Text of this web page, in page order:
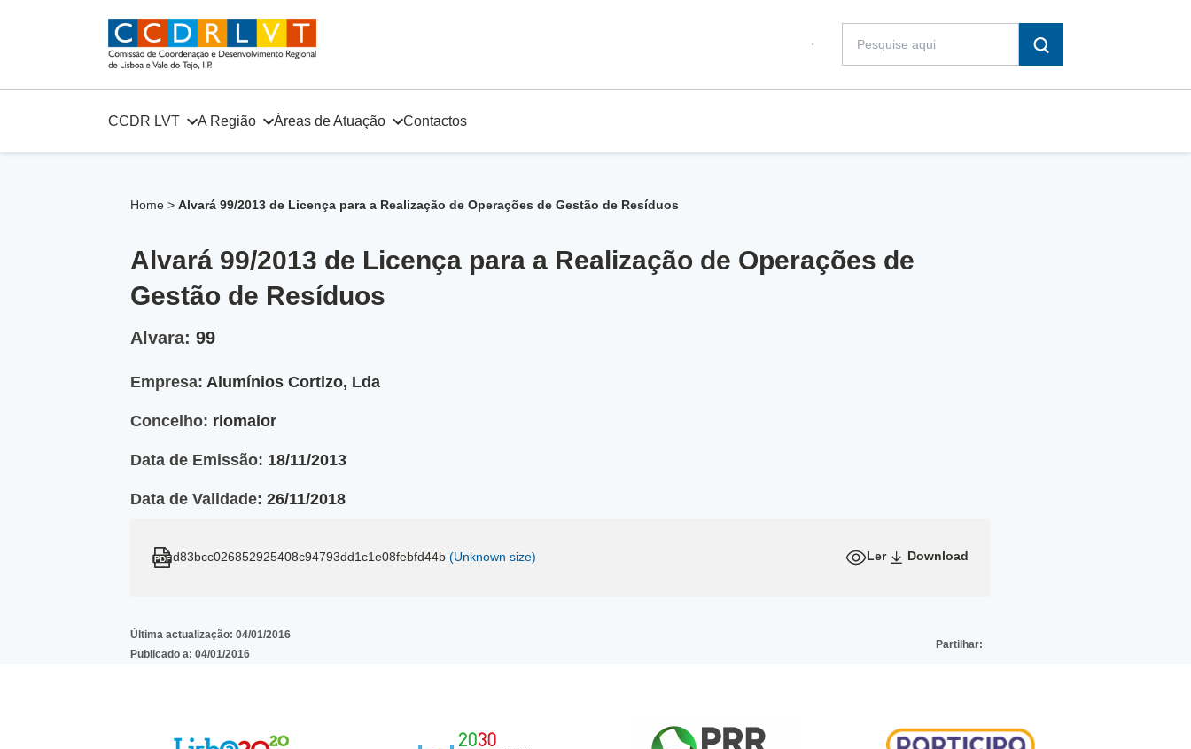
CCDR LVT A Região Áreas de Atuação Contactos
Home > Alvará 99/2013 de Licença para a Realização de Operações de Gestão de Resíduos
Alvará 99/2013 de Licença para a Realização de Operações de
Gestão de Resíduos
Alvara: 99
Empresa: Alumínios Cortizo, Lda
Concelho: riomaior
Data de Emissão: 18/11/2013
Data de Validade: 26/11/2018
d83bcc026852925408c94793dd1c1e08febfd44b (Unknown size) Ler Download
Última actualização: 04/01/2016
Publicado a: 04/01/2016
Partilhar: